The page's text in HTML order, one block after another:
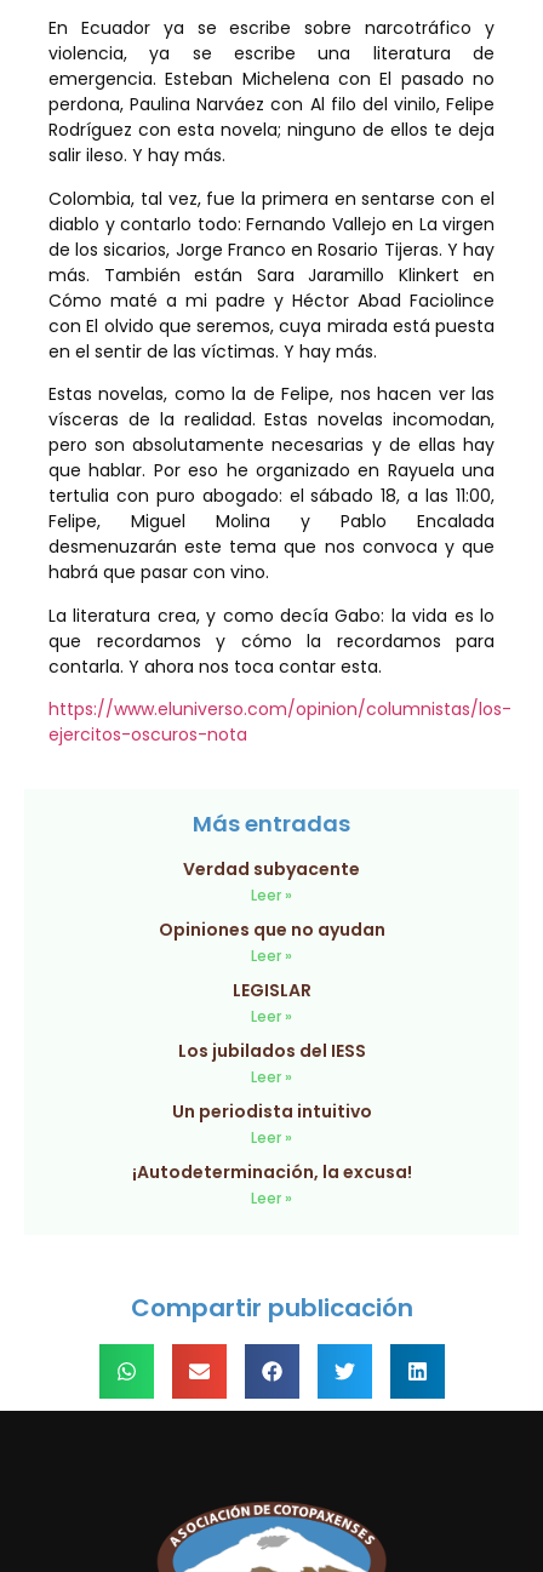
En Ecuador ya se escribe sobre narcotráfico y
violencia, ya se escribe una literatura de
emergencia. Esteban Michelena con El pasado no
perdona, Paulina Narváez con Al filo del vinilo, Felipe
Rodríguez con esta novela; ninguno de ellos te deja
salir ileso. Y hay más.
Colombia, tal vez, fue la primera en sentarse con el
diablo y contarlo todo: Fernando Vallejo en La virgen
de los sicarios, Jorge Franco en Rosario Tijeras. Y hay
más. También están Sara Jaramillo Klinkert en
Cómo maté a mi padre y Héctor Abad Faciolince
con El olvido que seremos, cuya mirada está puesta
en el sentir de las víctimas. Y hay más.
Estas novelas, como la de Felipe, nos hacen ver las
vísceras de la realidad. Estas novelas incomodan,
pero son absolutamente necesarias y de ellas hay
que hablar. Por eso he organizado en Rayuela una
tertulia con puro abogado: el sábado 18, a las 11:00,
Felipe, Miguel Molina y Pablo Encalada
desmenuzarán este tema que nos convoca y que
habrá que pasar con vino.
La literatura crea, y como decía Gabo: la vida es lo
que recordamos y cómo la recordamos para
contarla. Y ahora nos toca contar esta.
https://www.eluniverso.com/opinion/columnistas/los-
ejercitos-oscuros-nota
Más entradas
Verdad subyacente
Leer »
Opiniones que no ayudan
Leer »
LEGISLAR
Leer »
Los jubilados del IESS
Leer »
Un periodista intuitivo
Leer »
¡Autodeterminación, la excusa!
Leer »
Compartir publicación